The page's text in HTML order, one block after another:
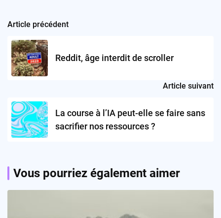
Post
navigation
Article précédent
Reddit, âge interdit de scroller
Article suivant
La course à l’IA peut-elle se faire sans
sacrifier nos ressources ?
Vous pourriez également aimer